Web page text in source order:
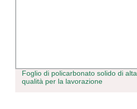
Foglio di policarbonato solido di alta
qualità per la lavorazione